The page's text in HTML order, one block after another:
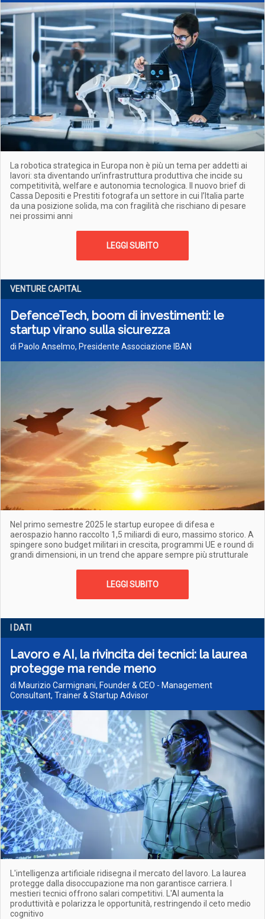
La robotica strategica in Europa non è più un tema per addetti ai
lavori: sta diventando un’infrastruttura produttiva che incide su
competitività, welfare e autonomia tecnologica. Il nuovo brief di
Cassa Depositi e Prestiti fotografa un settore in cui l’Italia parte
da una posizione solida, ma con fragilità che rischiano di pesare
nei prossimi anni
LEGGI SUBITO
VENTURE CAPITAL
DefenceTech, boom di investimenti: le
startup virano sulla sicurezza
di Paolo Anselmo, Presidente Associazione IBAN
Nel primo semestre 2025 le startup europee di difesa e
aerospazio hanno raccolto 1,5 miliardi di euro, massimo storico. A
spingere sono budget militari in crescita, programmi UE e round di
grandi dimensioni, in un trend che appare sempre più strutturale
LEGGI SUBITO
I DATI
Lavoro e AI, la rivincita dei tecnici: la laurea
protegge ma rende meno
di Maurizio Carmignani, Founder & CEO - Management
Consultant, Trainer & Startup Advisor
L'intelligenza artificiale ridisegna il mercato del lavoro. La laurea
protegge dalla disoccupazione ma non garantisce carriera. I
mestieri tecnici offrono salari competitivi. L'AI aumenta la
produttività e polarizza le opportunità, restringendo il ceto medio
cognitivo